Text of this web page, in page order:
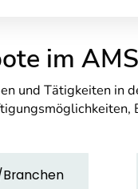
im
und Tätigkeiten in